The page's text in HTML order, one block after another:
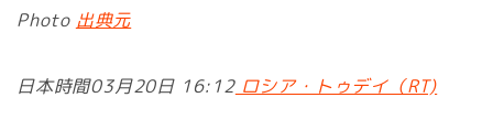
Photo 出典元
日本時間03月20日 16:12ロシア・トゥデイ（RT)